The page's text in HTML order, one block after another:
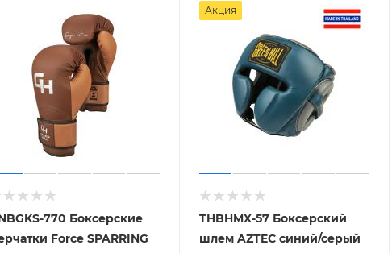
770 Боксерские
Force SPARRING
Акция
THBHMX-57 Боксерский
шлем AZTEC синий/серый